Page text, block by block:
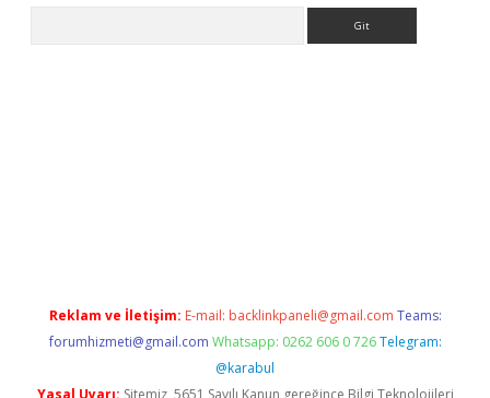
Reklam ve İletişim: E-mail: backlinkpaneli@gmail.com Teams:
forumhizmeti@gmail.com Whatsapp: 0262 606 0 726 Telegram:
@karabul
Yasal Uyarı: Sitemiz, 5651 Sayılı Kanun gereğince Bilgi Teknolojileri